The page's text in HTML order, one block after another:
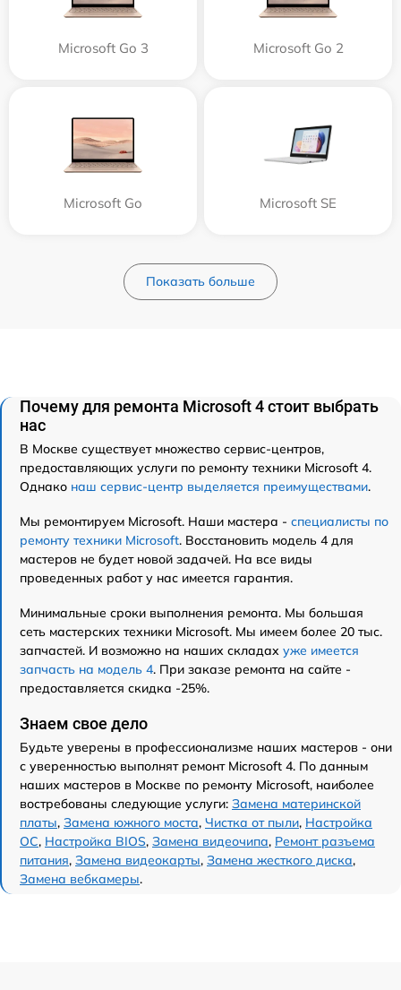
Microsoft Go 3 Microsoft Go 2
Microsoft Go Microsoft SE
Показать больше
Почему для ремонта Microsoft 4 стоит выбрать
нас
В Москве существует множество сервис-центров,
предоставляющих услуги по ремонту техники Microsoft 4.
Однако наш сервис-центр выделяется преимуществами.
Мы ремонтируем Microsoft. Наши мастера - специалисты по
ремонту техники Microsoft. Восстановить модель 4 для
мастеров не будет новой задачей. На все виды
проведенных работ у нас имеется гарантия.
Минимальные сроки выполнения ремонта. Мы большая
сеть мастерских техники Microsoft. Мы имеем более 20 тыс.
запчастей. И возможно на наших складах уже имеется
запчасть на модель 4. При заказе ремонта на сайте -
предоставляется скидка -25%.
Знаем свое дело
Будьте уверены в профессионализме наших мастеров - они
с уверенностью выполнят ремонт Microsoft 4. По данным
наших мастеров в Москве по ремонту Microsoft, наиболее
востребованы следующие услуги: Замена материнской
платы, Замена южного моста, Чистка от пыли, Настройка
ОС, Настройка BIOS, Замена видеочипа, Ремонт разъема
питания, Замена видеокарты, Замена жесткого диска,
Замена вебкамеры.